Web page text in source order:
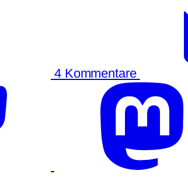
4 Kommentare